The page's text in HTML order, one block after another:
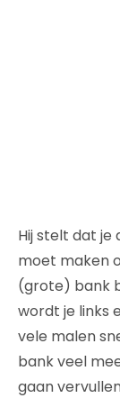
Hij stelt dat je
moet maken
(grote) bank
wordt je links
vele malen
bank veel
gaan